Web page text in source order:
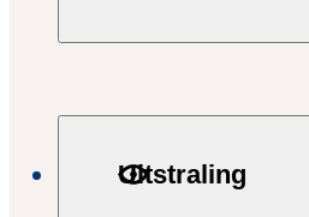
Uitstraling